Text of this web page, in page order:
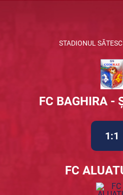
STADIONUL
FC BAGHIRA -
1:1
FC